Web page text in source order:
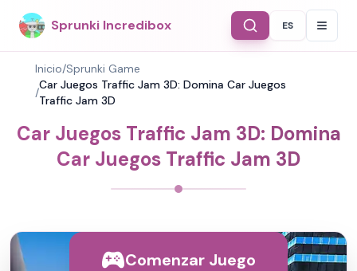
Sprunki Incredibox Select
ES
Inicio/Sprunki Game
/
Car Juegos Traffic Jam 3D: Domina Car Juegos
Traffic Jam 3D
Car Juegos Traffic Jam 3D: Domina
Car Juegos Traffic Jam 3D
Comenzar Juego